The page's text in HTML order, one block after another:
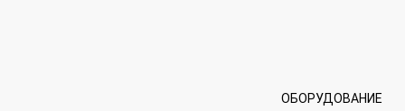
ОБОРУДОВАНИЕ